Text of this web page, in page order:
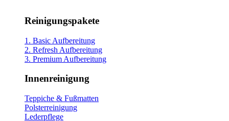
Reinigungspakete
1. Basic Aufbereitung
2. Refresh Aufbereitung
3. Premium Aufbereitung
Innenreinigung
Teppiche & Fußmatten
Polsterreinigung
Lederpflege